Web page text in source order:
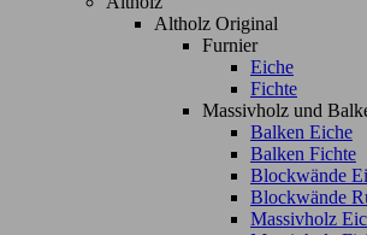
Altholz Original
Furnier
Eiche
Fichte
Massivholz und
Balken Eiche
Balken Fichte
Blockwände
Blockwände
Massivholz